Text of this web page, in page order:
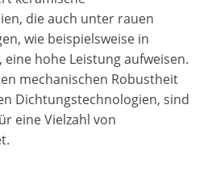
die auch unter rauen
wie beispielsweise in
hohe Leistung aufweisen.
mechanischen Robustheit
Dichtungstechnologien, sind
eine Vielzahl von